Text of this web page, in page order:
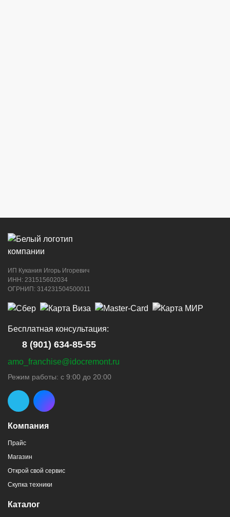
ИП Кукания Игорь Игоревич
ИНН: 231515602034
ОГРНИП: 314231504500011
Компания
Прайс
Магазин
Открой свой сервис
Скупка техники
Каталог
Бесплатная консультация:
8 (901) 634-85-55
amo_franchise@idocremont.ru
Режим работы: с 9:00 до 20:00